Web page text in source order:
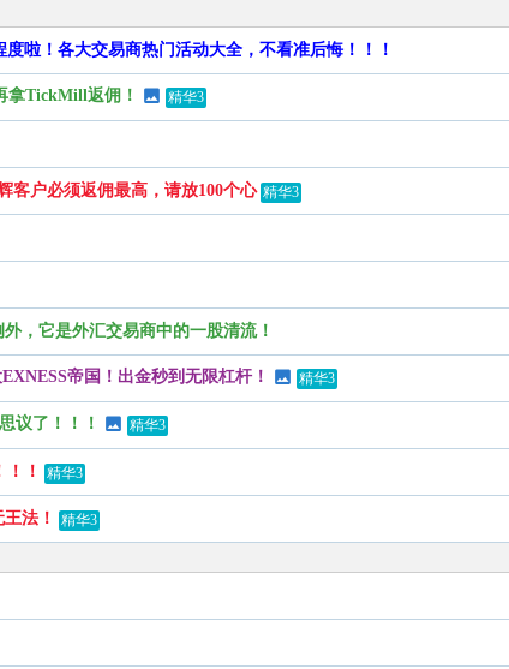
啦！各大交易商热门活动大全，不看准后悔！！！
拿TickMill返佣！ 精华3
客户必须返佣最高，请放100个心 精华3
，它是外汇交易商中的一股清流！
帝国！出金秒到无限杠杆！ 精华3
议了！！！ 精华3
！ 精华3
法！ 精华3